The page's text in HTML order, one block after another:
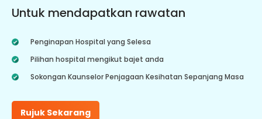
Untuk mendapatkan rawatan
Penginapan Hospital yang Selesa
Pilihan hospital mengikut bajet anda
Sokongan Kaunselor Penjagaan Kesihatan Sepanjang Masa
Rujuk Sekarang